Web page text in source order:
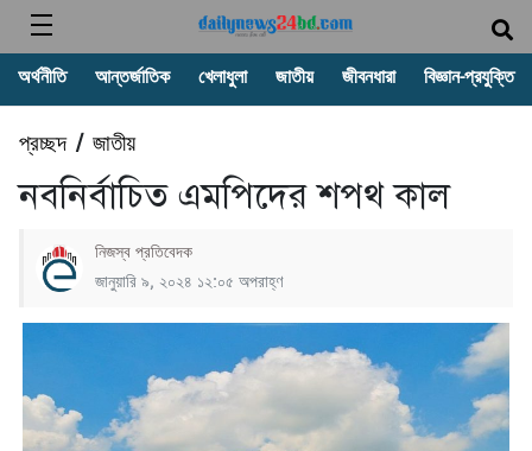
অর্থনীতি আন্তর্জাতিক খেলাধুলা জাতীয় জীবনধারা বিজ্ঞান-প্রযুক্তি
প্রচ্ছদ/ জাতীয়
নবনির্বাচিত এমপিদের শপথ কাল
নিজস্ব প্রতিবেদক
জানুয়ারি ৯, ২০২৪ ১২:০৫ অপরাহ্ণ